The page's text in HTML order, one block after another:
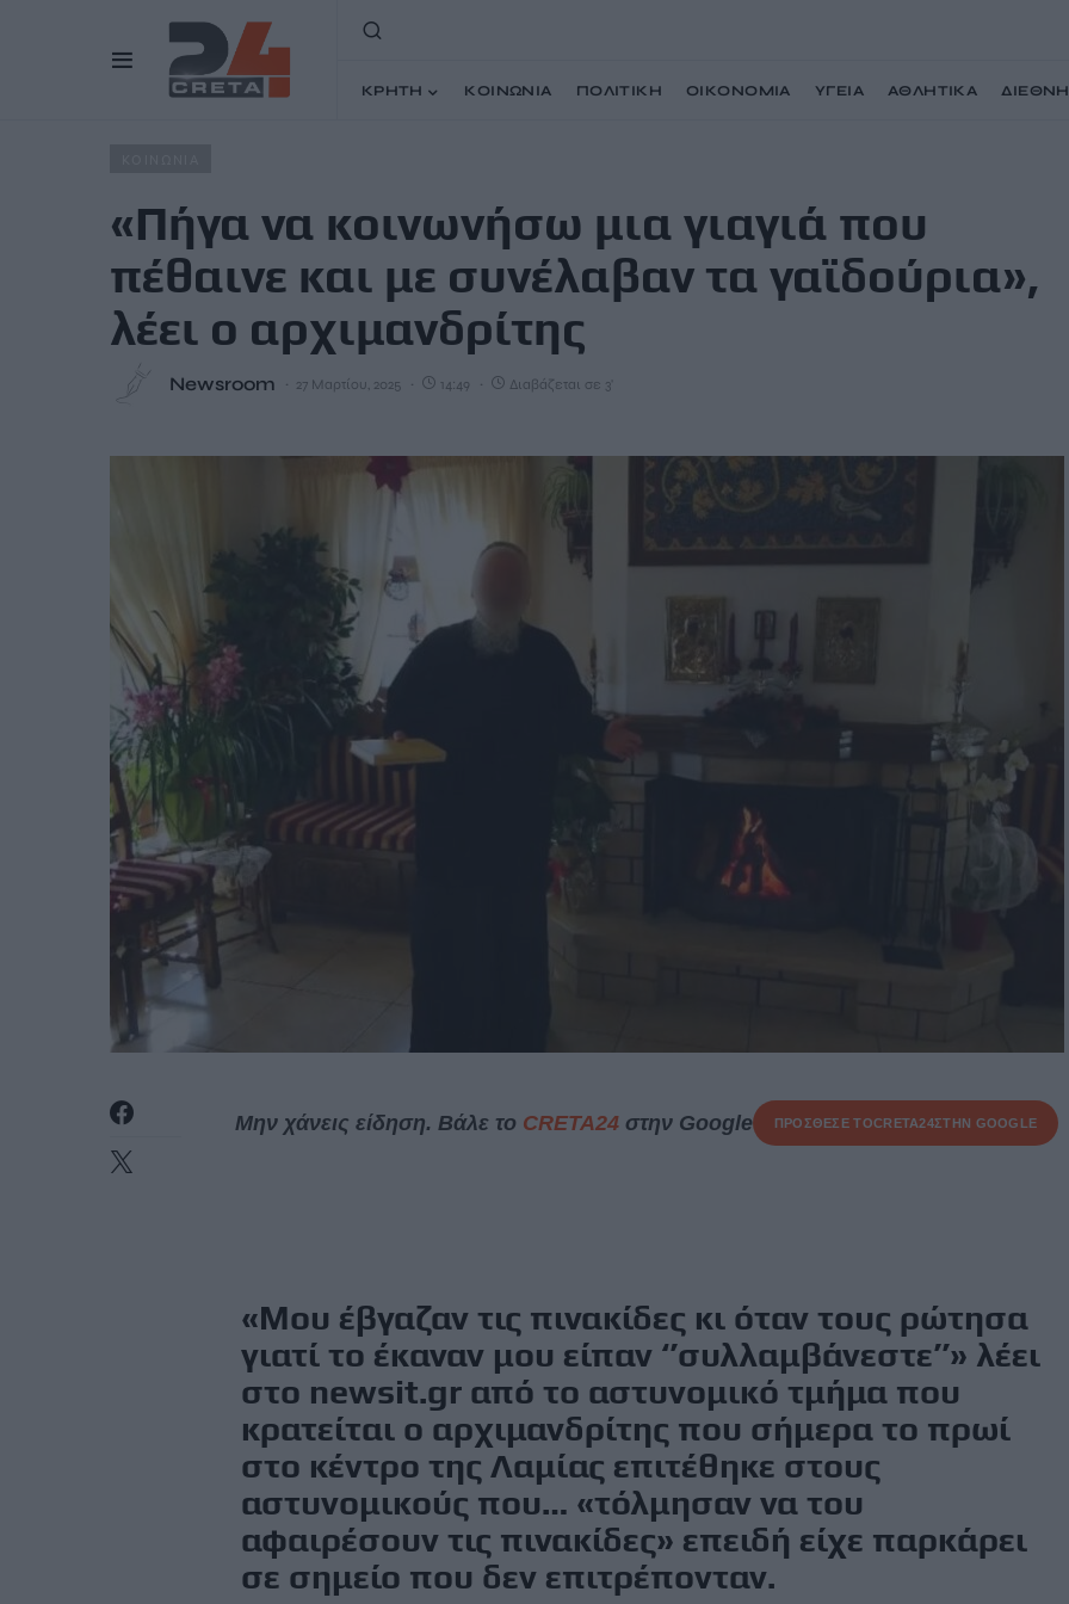
ΚΡΗΤΗ ΚΟΙΝΩΝΙΑ ΠΟΛΙΤΙΚΗ ΟΙΚΟΝΟΜΙΑ ΥΓΕΙΑ ΑΘΛΗΤΙΚΑ ΔΙΕΘΝΗ
Άρθρα «Πήγα να κοινωνήσω μια γιαγιά που πέθαινε και με συνέλαβαν τα γαϊδούρια», λέει ο αρχιμανδρίτης
«Πήγα να κοινωνήσω μια γιαγιά που
πέθαινε και με συνέλαβαν τα γαϊδούρια»,
λέει ο αρχιμανδρίτης
Newsroom 27 Μαρτίου, 2025 14:49 Διαβάζεται σε 3'
Μην χάνεις είδηση. Βάλε το CRETA24στην Google ΠΡΟΣΘΕΣΕ ΤΟCRETA24ΣΤΗΝ GOOGLE
«Μου έβγαζαν τις πινακίδες κι όταν τους ρώτησα
γιατί το έκαναν μου είπαν ‘’συλλαμβάνεστε’’» λέει
στο newsit.gr από το αστυνομικό τμήμα που
κρατείται ο αρχιμανδρίτης που σήμερα το πρωί
στο κέντρο της Λαμίας επιτέθηκε στους
αστυνομικούς που… «τόλμησαν να του
αφαιρέσουν τις πινακίδες» επειδή είχε παρκάρει
σε σημείο που δεν επιτρέπονταν.